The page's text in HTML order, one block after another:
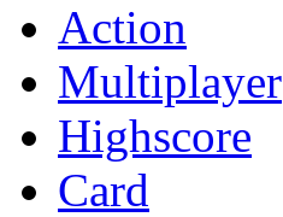
Action
Multiplayer
Highscore
Card